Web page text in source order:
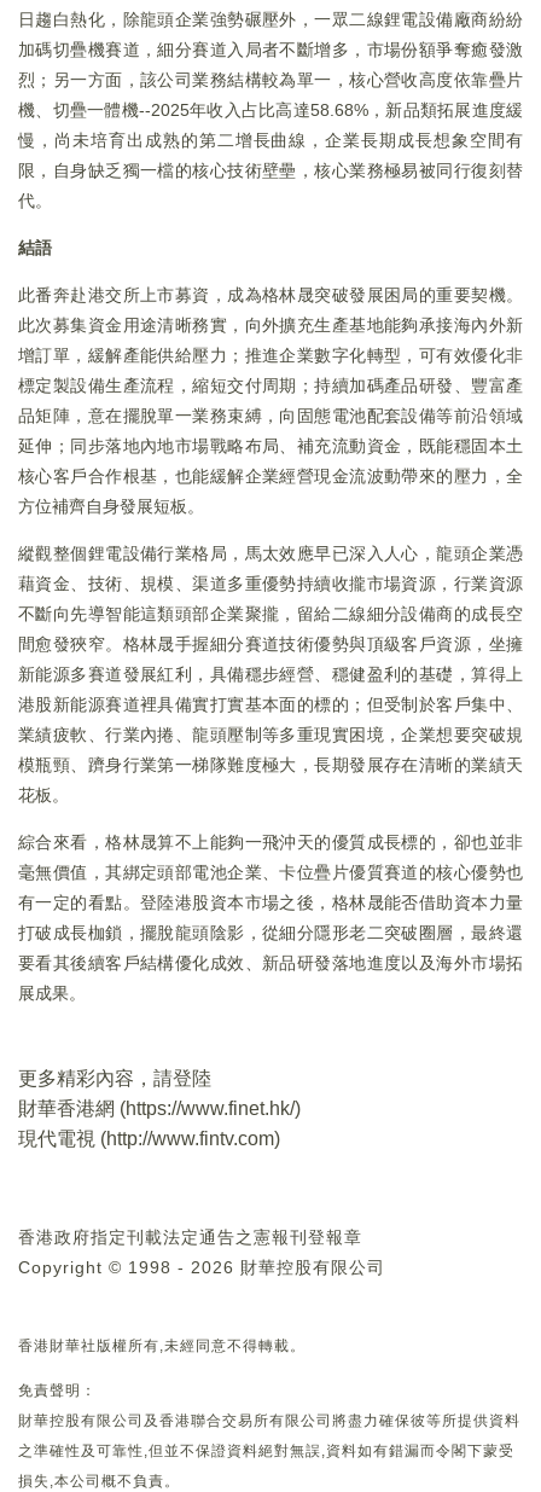
日趨白熱化，除龍頭企業強勢碾壓外，一眾二線鋰電設備廠商紛紛
加碼切疊機賽道，細分賽道入局者不斷增多，市場份額爭奪癒發激
烈；另一方面，該公司業務結構較為單一，核心營收高度依靠疊片
機、切疊一體機--2025年收入占比高達58.68%，新品類拓展進度緩
慢，尚未培育出成熟的第二增長曲線，企業長期成長想象空間有
限，自身缺乏獨一檔的核心技術壁壘，核心業務極易被同行復刻替
代。
結語
此番奔赴港交所上市募資，成為格林晟突破發展困局的重要契機。
此次募集資金用途清晰務實，向外擴充生產基地能夠承接海內外新
增訂單，緩解產能供給壓力；推進企業數字化轉型，可有效優化非
標定製設備生產流程，縮短交付周期；持續加碼產品研發、豐富產
品矩陣，意在擺脫單一業務束縛，向固態電池配套設備等前沿領域
延伸；同步落地內地市場戰略布局、補充流動資金，既能穩固本土
核心客戶合作根基，也能緩解企業經營現金流波動帶來的壓力，全
方位補齊自身發展短板。
縱觀整個鋰電設備行業格局，馬太效應早已深入人心，龍頭企業憑
藉資金、技術、規模、渠道多重優勢持續收攏市場資源，行業資源
不斷向先導智能這類頭部企業聚攏，留給二線細分設備商的成長空
間愈發狹窄。格林晟手握細分賽道技術優勢與頂級客戶資源，坐擁
新能源多賽道發展紅利，具備穩步經營、穩健盈利的基礎，算得上
港股新能源賽道裡具備實打實基本面的標的；但受制於客戶集中、
業績疲軟、行業內捲、龍頭壓制等多重現實困境，企業想要突破規
模瓶頸、躋身行業第一梯隊難度極大，長期發展存在清晰的業績天
花板。
綜合來看，格林晟算不上能夠一飛沖天的優質成長標的，卻也並非
毫無價值，其綁定頭部電池企業、卡位疊片優質賽道的核心優勢也
有一定的看點。登陸港股資本市場之後，格林晟能否借助資本力量
打破成長枷鎖，擺脫龍頭陰影，從細分隱形老二突破圈層，最終還
要看其後續客戶結構優化成效、新品研發落地進度以及海外市場拓
展成果。
更多精彩內容，請登陸
財華香港網 (https://www.finet.hk/)
現代電視 (http://www.fintv.com)
香港政府指定刊載法定通告之憲報刊登報章
Copyright © 1998 - 2026 財華控股有限公司
香港財華社版權所有,未經同意不得轉載。
免責聲明：
財華控股有限公司及香港聯合交易所有限公司將盡力確保彼等所提供資料
之準確性及可靠性,但並不保證資料絕對無誤,資料如有錯漏而令閣下蒙受
損失,本公司概不負責。